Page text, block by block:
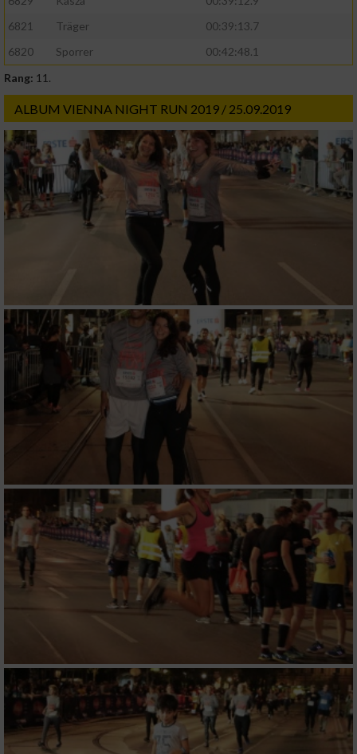
6821
Träger
00:39:13.7
6820
Sporrer
00:42:48.1
Rang: 11.
ALBUM VIENNA NIGHT RUN 2019 / 25.09.2019